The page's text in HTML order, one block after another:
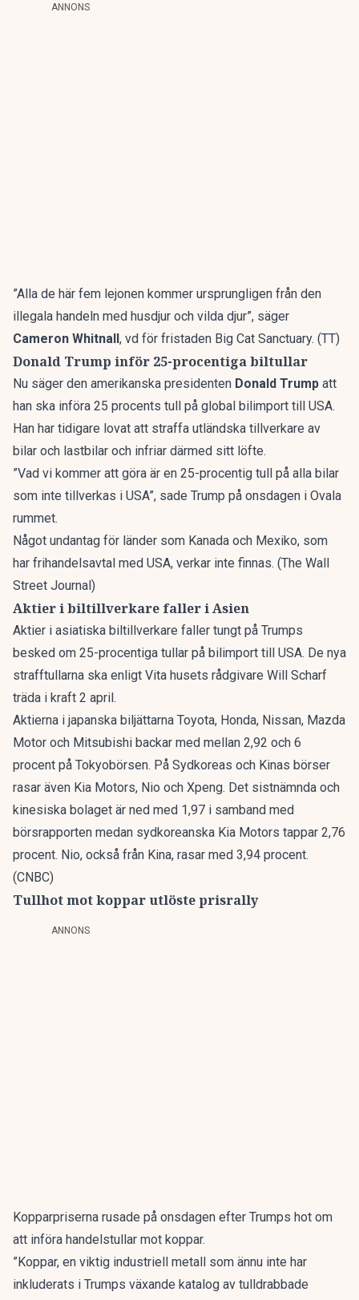
ANNONS
”Alla de här fem lejonen kommer ursprungligen från den
illegala handeln med husdjur och vilda djur”, säger
Cameron Whitnall, vd för fristaden Big Cat Sanctuary. (TT)
Donald Trump inför 25-procentiga biltullar
Nu säger den amerikanska presidenten Donald Trump att
han ska införa 25 procents tull på global bilimport till USA.
Han har tidigare lovat att straffa utländska tillverkare av
bilar och lastbilar och infriar därmed sitt löfte.
”Vad vi kommer att göra är en 25-procentig tull på alla bilar
som inte tillverkas i USA”, sade Trump på onsdagen i Ovala
rummet.
Något undantag för länder som Kanada och Mexiko, som
har frihandelsavtal med USA, verkar inte finnas. (The Wall
Street Journal)
Aktier i biltillverkare faller i Asien
Aktier i asiatiska biltillverkare faller tungt på Trumps
besked om 25-procentiga tullar på bilimport till USA. De nya
strafftullarna ska enligt Vita husets rådgivare Will Scharf
träda i kraft 2 april.
Aktierna i japanska biljättarna Toyota, Honda, Nissan, Mazda
Motor och Mitsubishi backar med mellan 2,92 och 6
procent på Tokyobörsen. På Sydkoreas och Kinas börser
rasar även Kia Motors, Nio och Xpeng. Det sistnämnda och
kinesiska bolaget är ned med 1,97 i samband med
börsrapporten medan sydkoreanska Kia Motors tappar 2,76
procent. Nio, också från Kina, rasar med 3,94 procent.
(CNBC)
Tullhot mot koppar utlöste prisrally
ANNONS
Kopparpriserna rusade på onsdagen efter Trumps hot om
att införa handelstullar mot koppar.
”Koppar, en viktig industriell metall som ännu inte har
inkluderats i Trumps växande katalog av tulldrabbade